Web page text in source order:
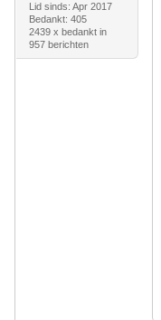
Lid sinds: Apr 2017
Bedankt: 405
2439 x bedankt in
957 berichten